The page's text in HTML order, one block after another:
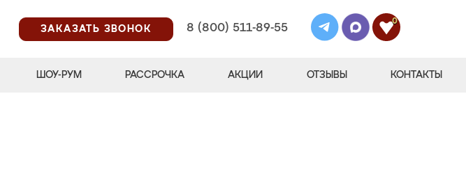
ЗАКАЗАТЬ ЗВОНОК
8 (800) 511-89-55
0
ШОУ-РУМ РАССРОЧКА АКЦИИ ОТЗЫВЫ КОНТАКТЫ